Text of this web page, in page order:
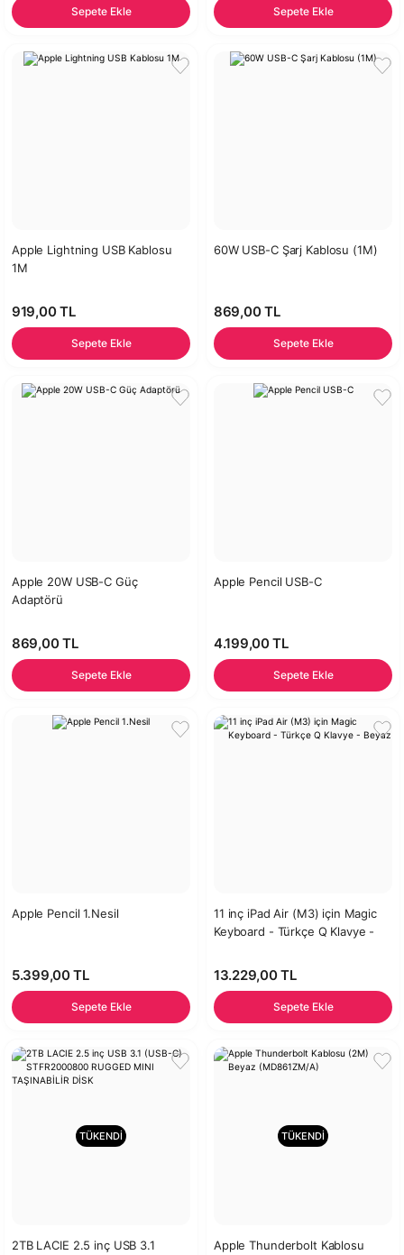
Sepete Ekle Sepete Ekle
Apple Lightning USB Kablosu
1M
919,00 TL
Sepete Ekle
60W USB-C Şarj Kablosu (1M)
869,00 TL
Sepete Ekle
Apple 20W USB-C Güç
Adaptörü
869,00 TL
Sepete Ekle
Apple Pencil USB-C
4.199,00 TL
Sepete Ekle
Apple Pencil 1.Nesil
5.399,00 TL
Sepete Ekle
11 inç iPad Air (M3) için Magic
Keyboard - Türkçe Q Klavye -
13.229,00 TL
Sepete Ekle
TÜKENDİ
2TB LACIE 2.5 inç USB 3.1
TÜKENDİ
Apple Thunderbolt Kablosu